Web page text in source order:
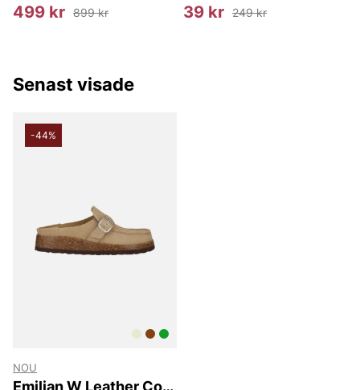
499 kr 899 kr 39 kr 249 kr
Senast visade
-44%
NOU
Emilian W Leather Cork